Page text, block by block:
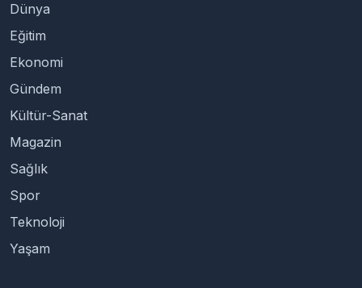
Dünya
Eğitim
Ekonomi
Gündem
Kültür-Sanat
Magazin
Sağlık
Spor
Teknoloji
Yaşam